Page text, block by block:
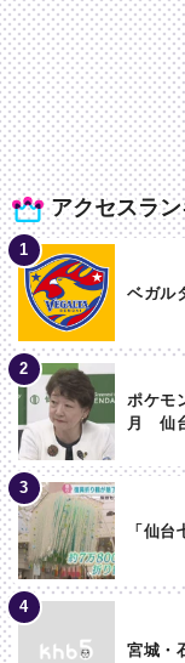
アクセスラ
ベガル
ポケモ
月 仙
「仙
宮城・